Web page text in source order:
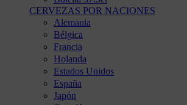
CERVEZAS POR NACIONES
Alemania
Bélgica
Francia
Holanda
Estados Unidos
España
Japón